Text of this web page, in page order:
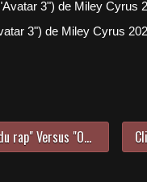
3") de Miley Cyrus
Biographies "Orelsan le Rimbaud du rap" Versus "Orelsan entre ombres et lumières" 2021